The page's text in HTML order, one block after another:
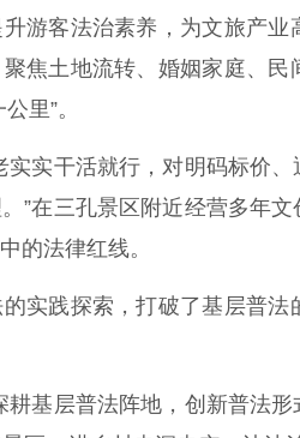
游客法治素养，为文旅产
焦土地流转、婚姻家庭、
里”。
实干活就行，对明码标价、
”在三孔景区附近经营多年
的法律红线。
践探索，打破了基层普法
基层普法阵地，创新普法形